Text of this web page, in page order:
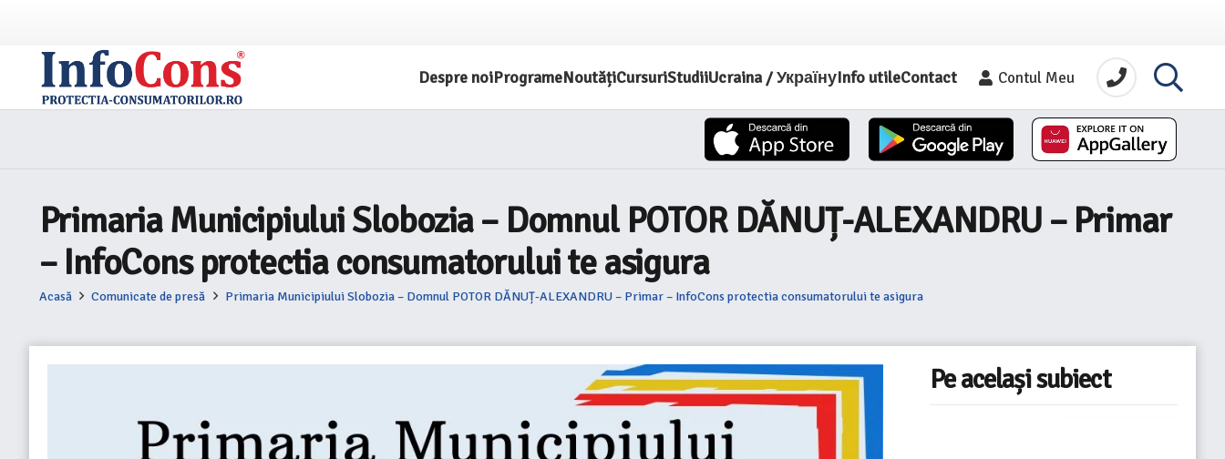
Despre noiProgrameNoutățiCursuriStudiiUcraina / УкраїнуInfo utileContact Contul Meu
Primaria Municipiului Slobozia – Domnul POTOR DĂNUȚ-ALEXANDRU – Primar
– InfoCons protectia consumatorului te asigura
Acasă Comunicate de presă Primaria Municipiului Slobozia – Domnul POTOR DĂNUȚ-ALEXANDRU – Primar – InfoCons protectia consumatorului te asigura
Pe același subiect